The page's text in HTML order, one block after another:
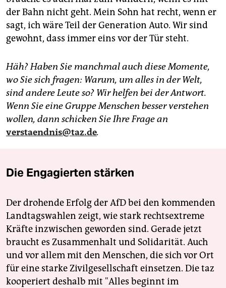
der Bahn nicht geht. Mein Sohn hat recht, wenn er
sagt, ich wäre Teil der Generation Auto. Wir sind
gewohnt, dass immer eins vor der Tür steht.
Häh? Haben Sie manchmal auch diese Momente,
wo Sie sich fragen: Warum, um alles in der Welt,
sind andere Leute so? Wir helfen bei der Antwort.
Wenn Sie eine Gruppe Menschen besser verstehen
wollen, dann schicken Sie Ihre Frage an
verstaendnis@taz.de.
Die Engagierten stärken
Der drohende Erfolg der AfD bei den kommenden
Landtagswahlen zeigt, wie stark rechtsextreme
Kräfte inzwischen geworden sind. Gerade jetzt
braucht es Zusammenhalt und Solidarität. Auch
und vor allem mit den Menschen, die sich vor Ort
für eine starke Zivilgesellschaft einsetzen. Die taz
kooperiert deshalb mit "Alles beginnt im